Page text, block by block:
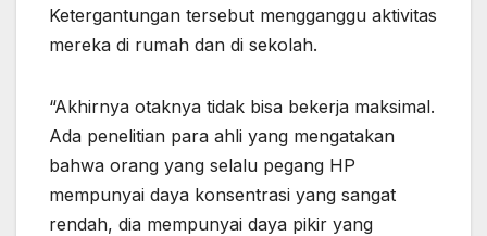
Ketergantungan tersebut mengganggu aktivitas
mereka di rumah dan di sekolah.
“Akhirnya otaknya tidak bisa bekerja maksimal.
Ada penelitian para ahli yang mengatakan
bahwa orang yang selalu pegang HP
mempunyai daya konsentrasi yang sangat
rendah, dia mempunyai daya pikir yang